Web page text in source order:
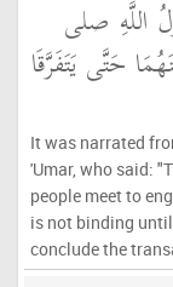
اللَّهِ صلى
حَتَّى يَتَفَرَّقَا
It was narrated
'Umar, who said:
people meet to
is not binding
conclude the